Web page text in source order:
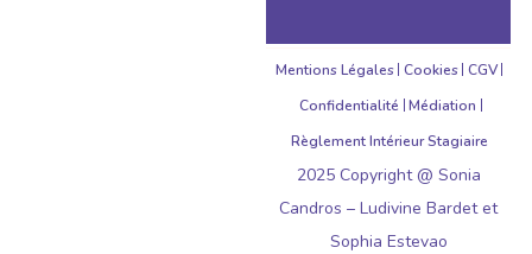
Mentions Légales Cookies CGV
Confidentialité Médiation
Règlement Intérieur Stagiaire
2025 Copyright @ Sonia
Candros – Ludivine Bardet et
Sophia Estevao